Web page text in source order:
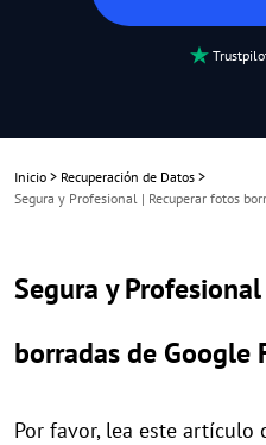
Inicio > Recuperación de Datos >
Segura y Profesional | Recuperar fotos
Segura y
borradas de Google
Por favor, lea este artículo